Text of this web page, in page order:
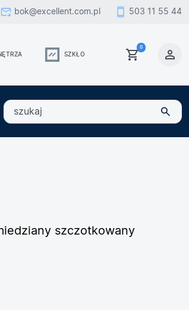
bok@excellent.com.pl 503 11 55 44
SZKŁO
0
szukaj
szczotkowany